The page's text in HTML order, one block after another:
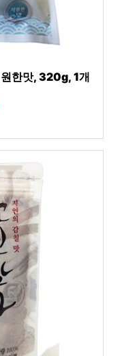
한맛, 320g, 1개